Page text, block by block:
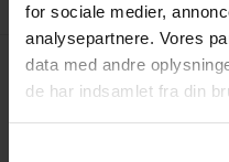
for sociale medier,
analysepartnere. Vores
data med andre
de har indsamlet fra din
Kan fåes i farverne
grøn.